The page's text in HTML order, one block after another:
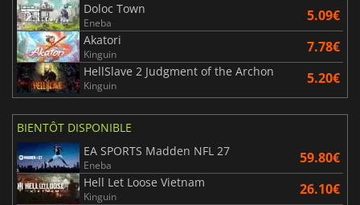
Doloc Town
Eneba 5.09€
Akatori
Kinguin 7.78€
HellSlave 2 Judgment of the Archon
Kinguin 5.20€
BIENTÔT DISPONIBLE
EA SPORTS Madden NFL 27
Eneba 59.80€
Hell Let Loose Vietnam
Kinguin 26.10€